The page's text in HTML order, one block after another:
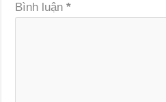
Bình luận*